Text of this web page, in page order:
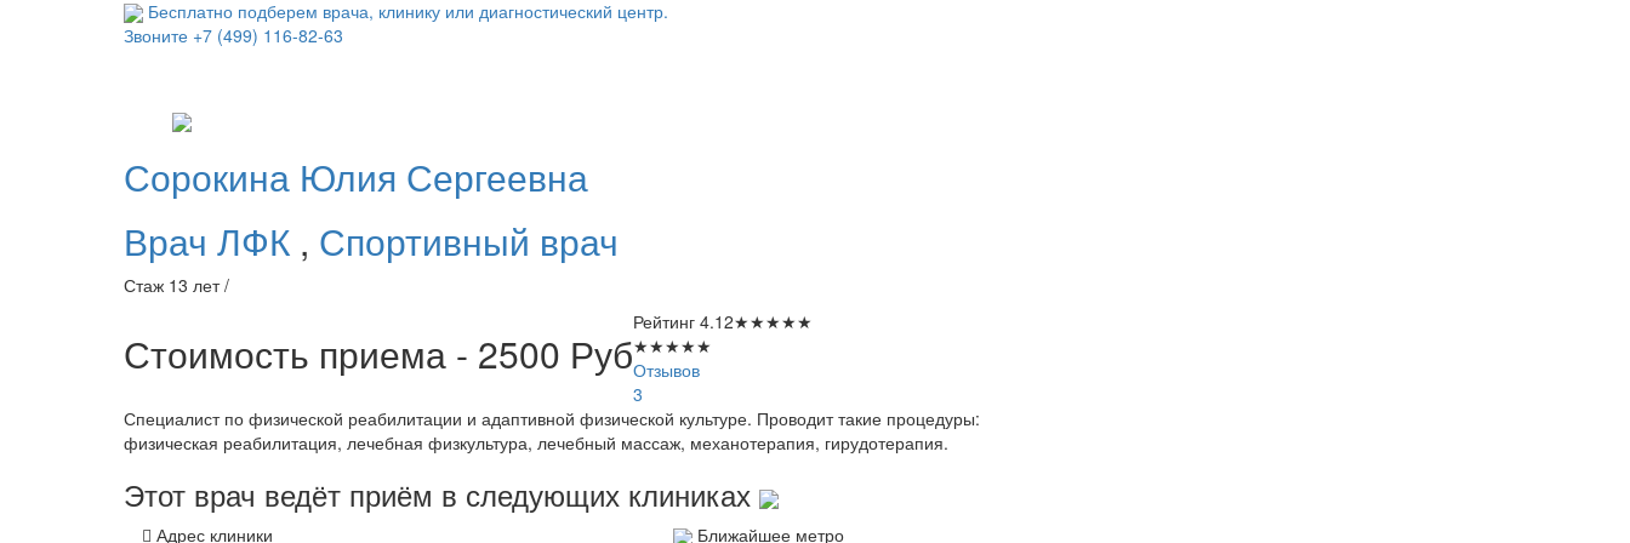
Бесплатно подберем врача, клинику или диагностический центр.
Звоните +7 (499) 116-82-63
Сорокина Юлия Сергеевна
Врач ЛФК , Спортивный врач
Стаж 13 лет /
Стоимость приема - 2500 Руб
Рейтинг 4.12★★★★★
★★★★★
Отзывов
3
Специалист по физической реабилитации и адаптивной физической культуре. Проводит такие процедуры:
физическая реабилитация, лечебная физкультура, лечебный массаж, механотерапия, гирудотерапия.
Этот врач ведёт приём в следующих клиниках
Адрес клиники Ближайшее метро